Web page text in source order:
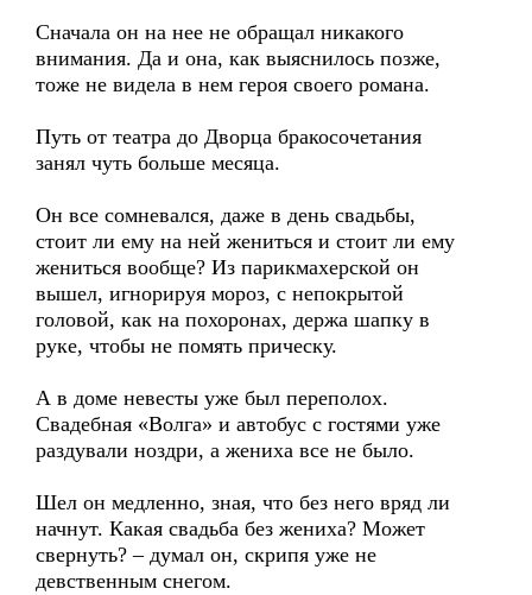
Сначала он на нее не обращал никакого
внимания. Да и она, как выяснилось позже,
тоже не видела в нем героя своего романа.
Путь от театра до Дворца бракосочетания
занял чуть больше месяца.
Он все сомневался, даже в день свадьбы,
стоит ли ему на ней жениться и стоит ли ему
жениться вообще? Из парикмахерской он
вышел, игнорируя мороз, с непокрытой
головой, как на похоронах, держа шапку в
руке, чтобы не помять прическу.
А в доме невесты уже был переполох.
Свадебная «Волга» и автобус с гостями уже
раздували ноздри, а жениха все не было.
Шел он медленно, зная, что без него вряд ли
начнут. Какая свадьба без жениха? Может
свернуть? – думал он, скрипя уже не
девственным снегом.